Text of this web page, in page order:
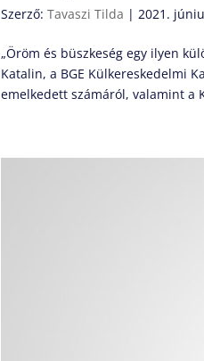
Szerző:Tavaszi Tilda | 2021.
„Öröm és büszkeség egy ilyen
Katalin, a BGE Külkereskedelmi
emelkedett számáról, valamint a